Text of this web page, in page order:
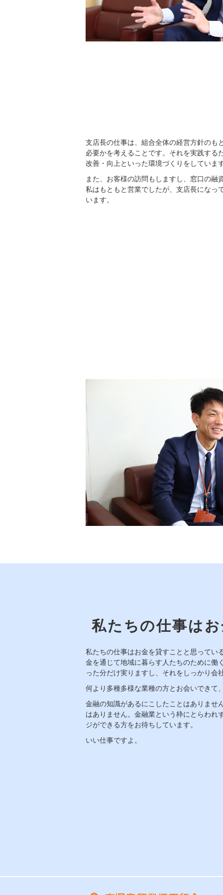
支店長の仕事は、組合全体の経営方針のも
必要かを考えることです。それを実践する
改善・向上といった環境づくりをしていま
また、お客様の訪問もしますし、窓口の融
私はもともと営業でしたが、支店長になっ
います。
私たちの仕事は
私たちの仕事はお金を貸すことと思ってい
金を通じて地域に暮らす人たちのために働
った分だけ実りますし、それをしっかり会
何より多種多様な業種の方とお会いできて
金融の知識があるにこしたことはありませ
はありません。金融業という枠にとらわれ
ジができる方をお待ちしています。
いい仕事ですよ。